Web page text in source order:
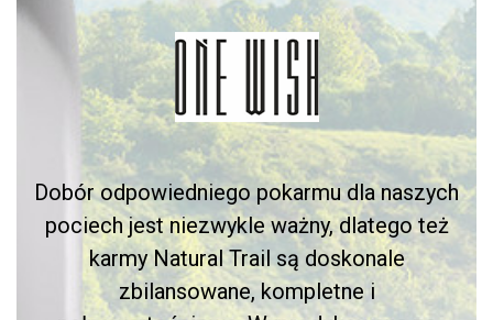
Dobór odpowiedniego pokarmu dla naszych
pociech jest niezwykle ważny, dlatego też
karmy Natural Trail są doskonale
zbilansowane, kompletne i